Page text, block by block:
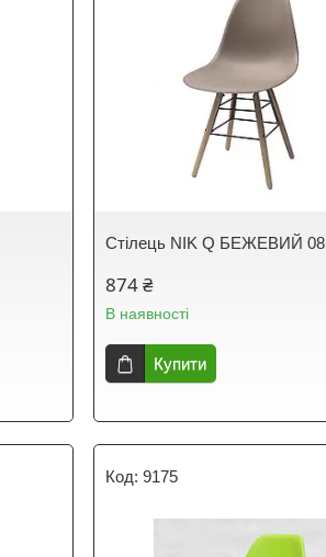
Стілець NIK Q БЕЖЕВИЙ 08
874 ₴
В наявності
Купити
9175